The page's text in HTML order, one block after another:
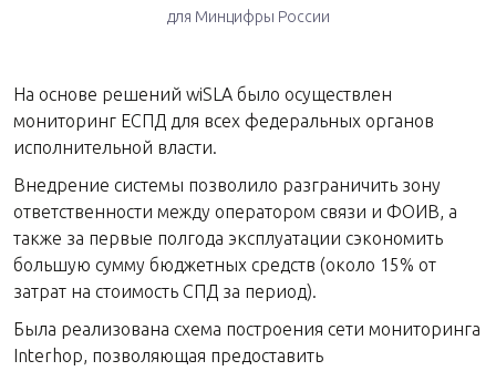
для Минцифры России
На основе решений wiSLA было осуществлен
мониторинг ЕСПД для всех федеральных органов
исполнительной власти.
Внедрение системы позволило разграничить зону
ответственности между оператором связи и ФОИВ, а
также за первые полгода эксплуатации сэкономить
большую сумму бюджетных средств (около 15% от
затрат на стоимость СПД за период).
Была реализована схема построения сети мониторинга
Interhop, позволяющая предоставить